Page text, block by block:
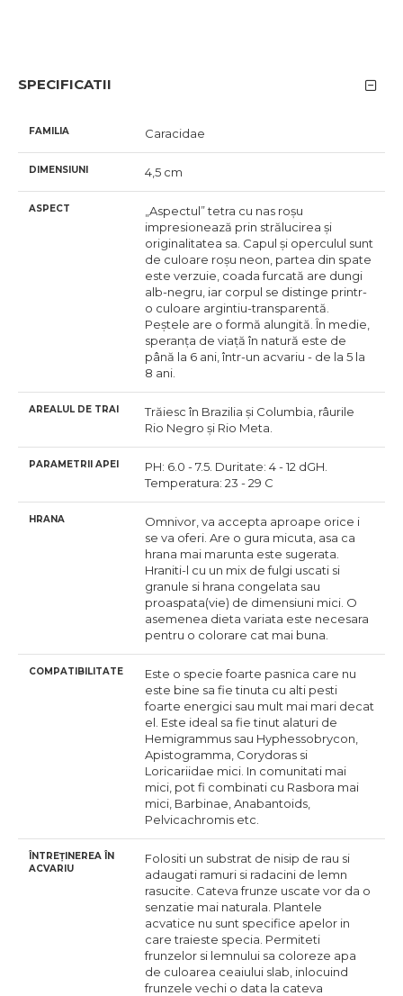
SPECIFICATII
FAMILIA Caracidae
DIMENSIUNI 4,5 cm
ASPECT
„Aspectul” tetra cu nas roșu
impresionează prin strălucirea și
originalitatea sa. Capul și operculul sunt
de culoare roșu neon, partea din spate
este verzuie, coada furcată are dungi
alb-negru, iar corpul se distinge printr-
o culoare argintiu-transparentă.
Peștele are o formă alungită. În medie,
speranța de viață în natură este de
până la 6 ani, într-un acvariu - de la 5 la
8 ani.
AREALUL DE TRAI
Trăiesc în Brazilia și Columbia, râurile
Rio Negro și Rio Meta.
PARAMETRII APEI
PH: 6.0 - 7.5. Duritate: 4 - 12 dGH.
Temperatura: 23 - 29 C
HRANA
Omnivor, va accepta aproape orice i
se va oferi. Are o gura micuta, asa ca
hrana mai marunta este sugerata.
Hraniti-l cu un mix de fulgi uscati si
granule si hrana congelata sau
proaspata(vie) de dimensiuni mici. O
asemenea dieta variata este necesara
pentru o colorare cat mai buna.
COMPATIBILITATE
Este o specie foarte pasnica care nu
este bine sa fie tinuta cu alti pesti
foarte energici sau mult mai mari decat
el. Este ideal sa fie tinut alaturi de
Hemigrammus sau Hyphessobrycon,
Apistogramma, Corydoras si
Loricariidae mici. In comunitati mai
mici, pot fi combinati cu Rasbora mai
mici, Barbinae, Anabantoids,
Pelvicachromis etc.
ÎNTREȚINEREA ÎN
ACVARIU
Folositi un substrat de nisip de rau si
adaugati ramuri si radacini de lemn
rasucite. Cateva frunze uscate vor da o
senzatie mai naturala. Plantele
acvatice nu sunt specifice apelor in
care traieste specia. Permiteti
frunzelor si lemnului sa coloreze apa
de culoarea ceaiului slab, inlocuind
frunzele vechi o data la cateva